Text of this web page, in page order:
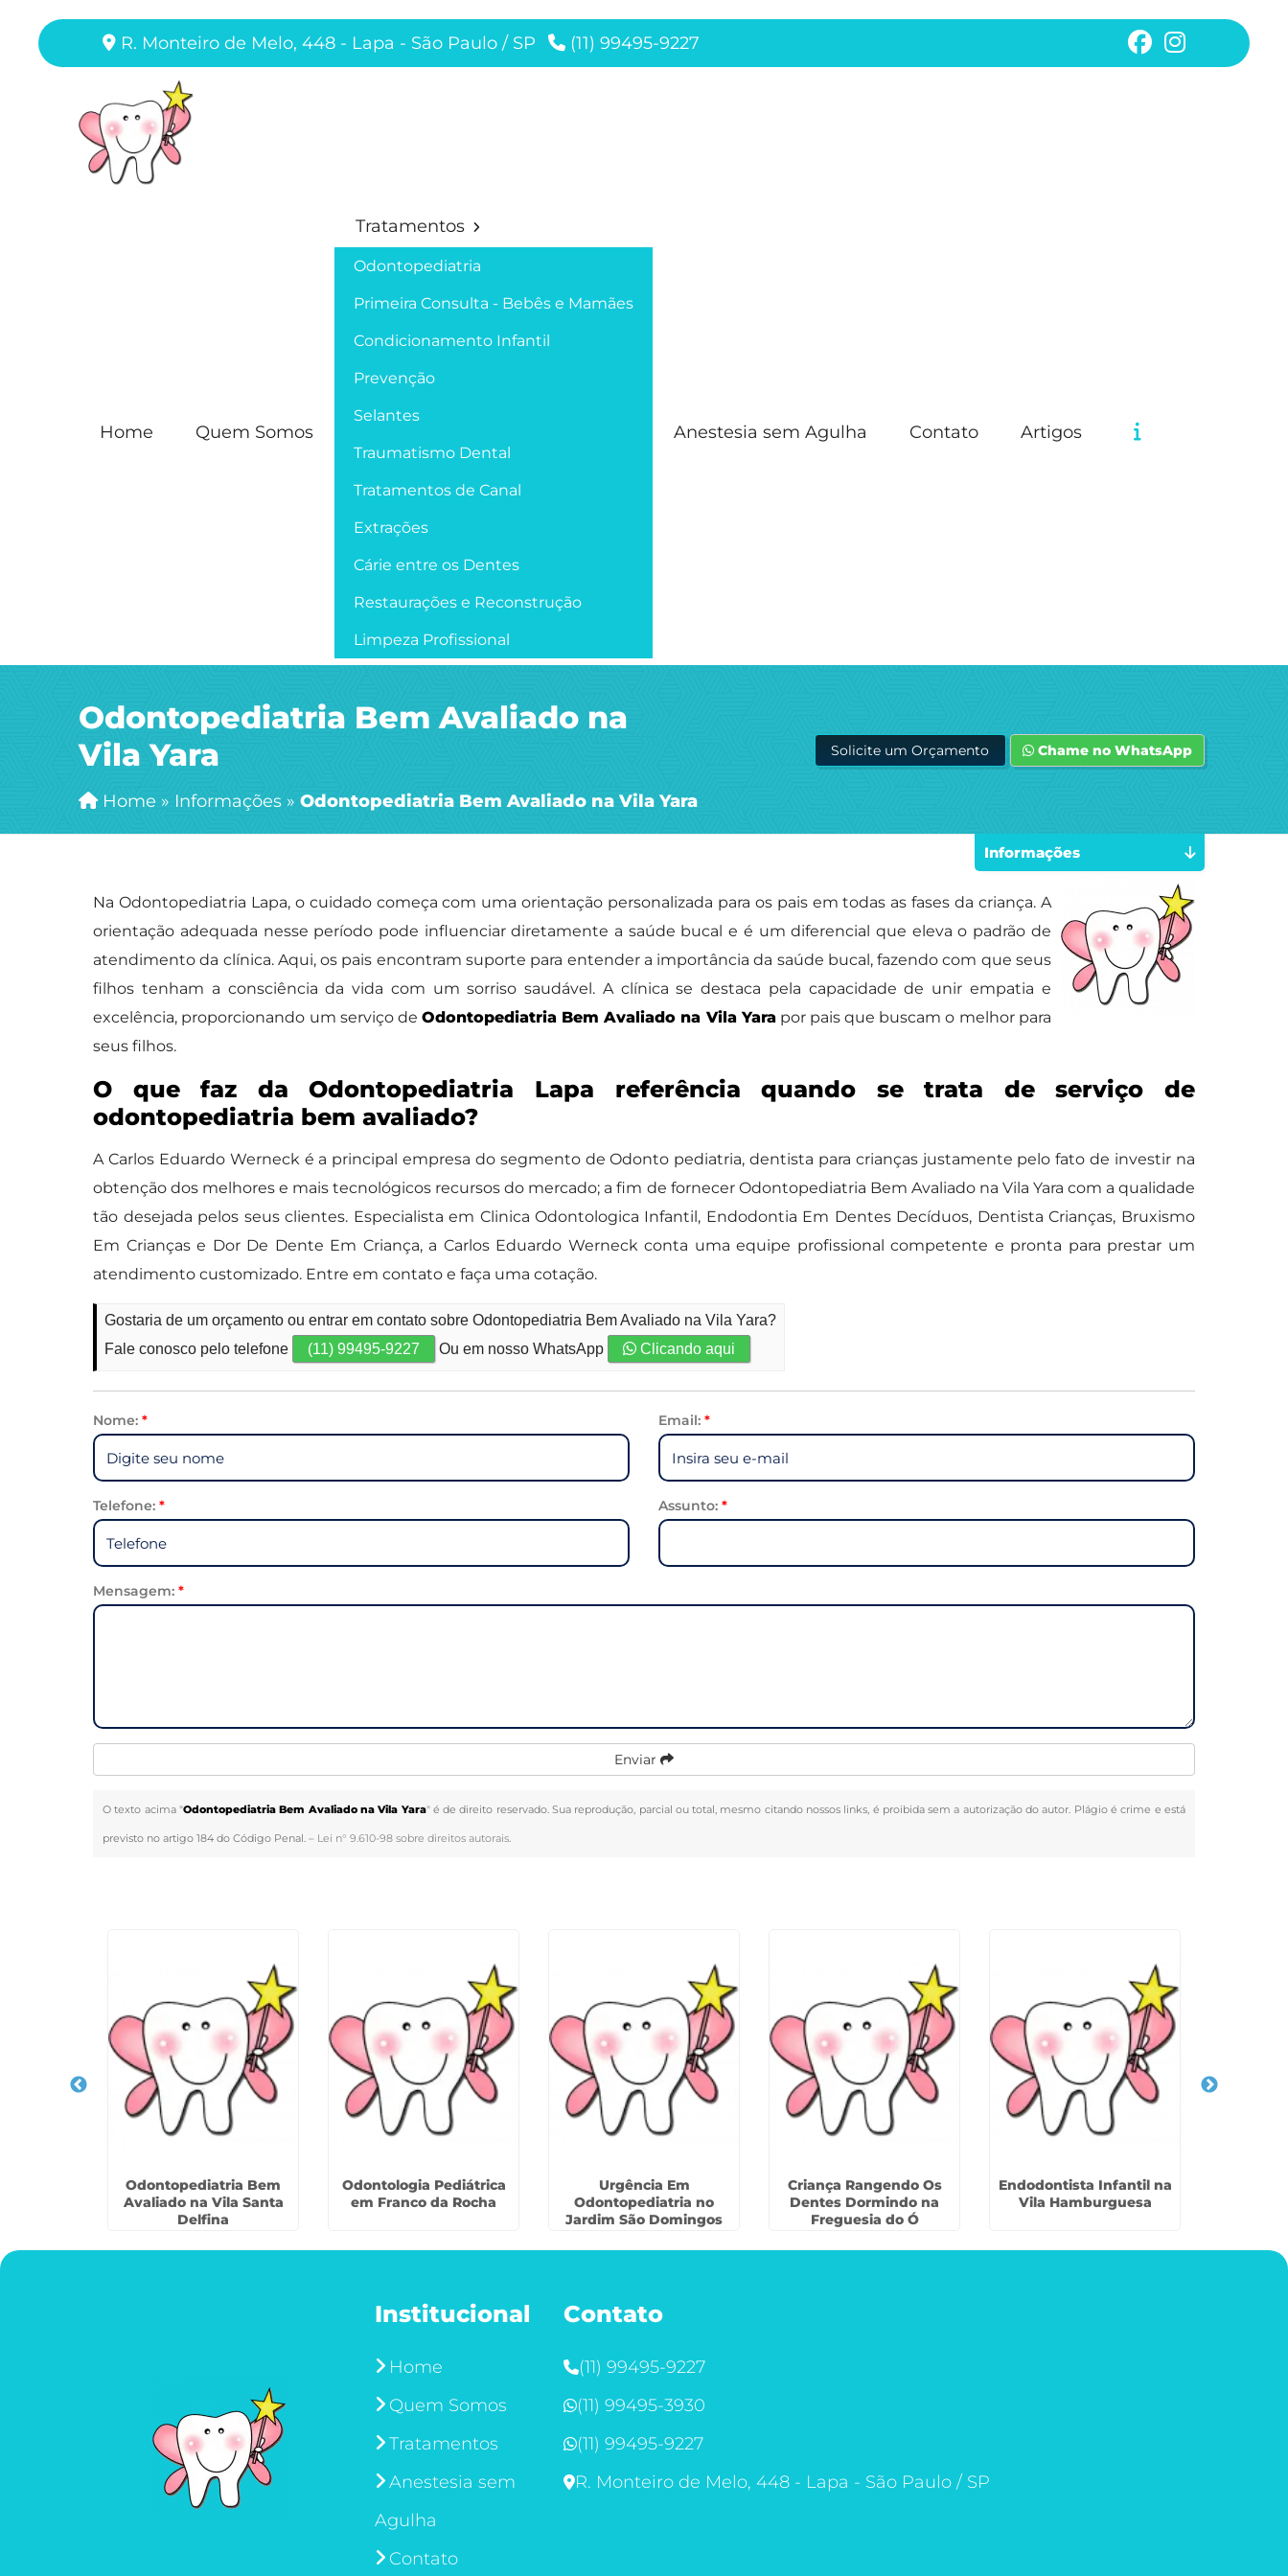
R. Monteiro de Melo, 448 - Lapa - São Paulo / SP (11) 99495-9227
Home Quem Somos
Tratamentos
Odontopediatria
Primeira Consulta - Bebês e Mamães
Condicionamento Infantil
Prevenção
Selantes
Traumatismo Dental
Tratamentos de Canal
Extrações
Cárie entre os Dentes
Restaurações e Reconstrução
Limpeza Profissional
Anestesia sem Agulha Contato Artigos
Odontopediatria Bem Avaliado na
Vila Yara
Home » Informações »Odontopediatria Bem Avaliado na Vila Yara
Solicite um Orçamento Chame no WhatsApp
Na Odontopediatria Lapa, o cuidado começa com uma orientação personalizada para os pais em todas as fases da criança. A
orientação adequada nesse período pode influenciar diretamente a saúde bucal e é um diferencial que eleva o padrão de
atendimento da clínica. Aqui, os pais encontram suporte para entender a importância da saúde bucal, fazendo com que seus
filhos tenham a consciência da vida com um sorriso saudável. A clínica se destaca pela capacidade de unir empatia e
excelência, proporcionando um serviço de Odontopediatria Bem Avaliado na Vila Yarapor pais que buscam o melhor para
seus filhos.
O que faz da Odontopediatria Lapa referência quando se trata de serviço de
odontopediatria bem avaliado?
A Carlos Eduardo Werneck é a principal empresa do segmento de Odonto pediatria, dentista para crianças justamente pelo fato de investir na
obtenção dos melhores e mais tecnológicos recursos do mercado; a fim de fornecer Odontopediatria Bem Avaliado na Vila Yara com a qualidade
tão desejada pelos seus clientes. Especialista em Clinica Odontologica Infantil, Endodontia Em Dentes Decíduos, Dentista Crianças, Bruxismo
Em Crianças e Dor De Dente Em Criança, a Carlos Eduardo Werneck conta uma equipe profissional competente e pronta para prestar um
atendimento customizado. Entre em contato e faça uma cotação.
Gostaria de um orçamento ou entrar em contato sobre Odontopediatria Bem Avaliado na Vila Yara?
Fale conosco pelo telefone
(11) 99495-9227 Ou em nosso WhatsApp Clicando aqui
Nome:* Email: *
Telefone:* Assunto: *
Mensagem:*
Enviar
O texto acima "Odontopediatria Bem Avaliado na Vila Yara" é de direito reservado. Sua reprodução, parcial ou total, mesmo citando nossos links, é proibida sem a autorização do autor. Plágio é crime e está
previsto no artigo 184 do Código Penal. – Lei n° 9.610-98 sobre direitos autorais.
Informações
Odontopediatria Bem
Avaliado na Vila Santa
Delfina
Odontologia Pediátrica
em Franco da Rocha
Urgência Em
Odontopediatria no
Jardim São Domingos
Criança Rangendo Os
Dentes Dormindo na
Freguesia do Ó
Endodontista Infantil na
Vila Hamburguesa
Institucional
Home
Quem Somos
Tratamentos
Anestesia sem
Agulha
Contato
Contato
(11) 99495-9227
(11) 99495-3930
(11) 99495-9227
R. Monteiro de Melo, 448 - Lapa - São Paulo / SP